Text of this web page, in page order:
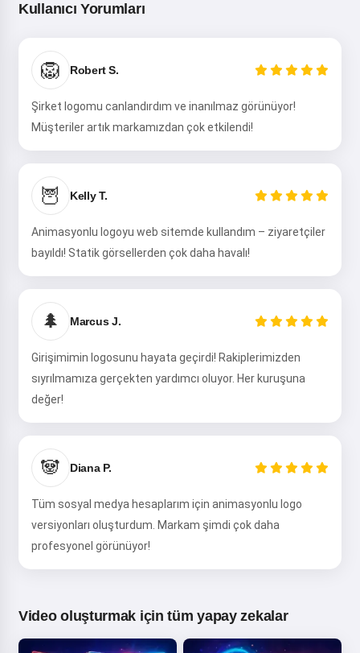
Kullanıcı Yorumları
🦁 Robert S.
Şirket logomu canlandırdım ve inanılmaz görünüyor!
Müşteriler artık markamızdan çok etkilendi!
🦉 Kelly T.
Animasyonlu logoyu web sitemde kullandım – ziyaretçiler
bayıldı! Statik görsellerden çok daha havalı!
🌲 Marcus J.
Girişimimin logosunu hayata geçirdi! Rakiplerimizden
sıyrılmamıza gerçekten yardımcı oluyor. Her kuruşuna
değer!
🐼 Diana P.
Tüm sosyal medya hesaplarım için animasyonlu logo
versiyonları oluşturdum. Markam şimdi çok daha
profesyonel görünüyor!
Video oluşturmak için tüm yapay zekalar
Çocuklarınız için sihirli uyku
öncesi masallar anlatırım 🌟
Hizmeti kullanmaya başlayarak, kabul ediyorsunuz:
Hizmet Şartları,Gizlilik Politikası ,İade Politikası